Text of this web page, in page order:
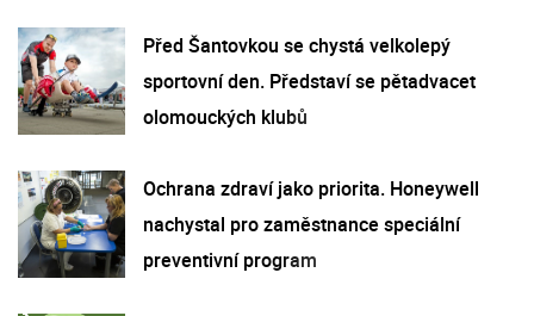
Před Šantovkou se chystá velkolepý
sportovní den. Představí se pětadvacet
olomouckých klubů
Ochrana zdraví jako priorita. Honeywell
nachystal pro zaměstnance speciální
preventivní program